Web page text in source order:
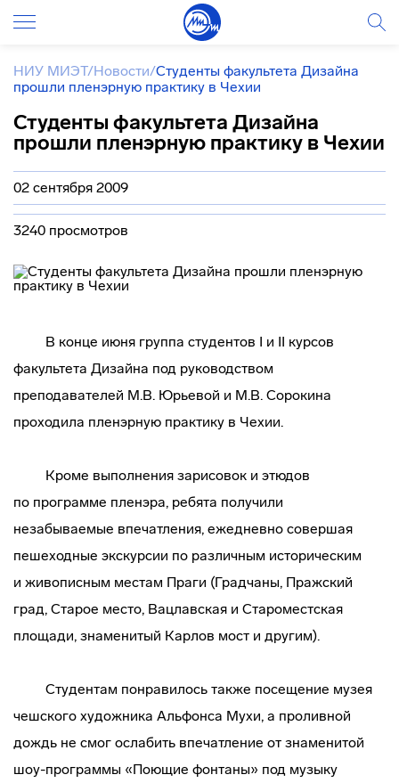
НИУ МИЭТ/Новости/Студенты факультета Дизайна
прошли пленэрную практику в Чехии
Студенты факультета Дизайна
прошли пленэрную практику в Чехии
02 сентября 2009
3240 просмотров
В конце июня группа студентов I и II курсов
факультета Дизайна под руководством
преподавателей М.В. Юрьевой и М.В. Сорокина
проходила пленэрную практику в Чехии.
Кроме выполнения зарисовок и этюдов
по программе пленэра, ребята получили
незабываемые впечатления, ежедневно совершая
пешеходные экскурсии по различным историческим
и живописным местам Праги (Градчаны, Пражский
град, Старое место, Вацлавская и Староместская
площади, знаменитый Карлов мост и другим).
Студентам понравилось также посещение музея
чешского художника Альфонса Мухи, а проливной
дождь не смог ослабить впечатление от знаменитой
шоу-программы «Поющие фонтаны» под музыку